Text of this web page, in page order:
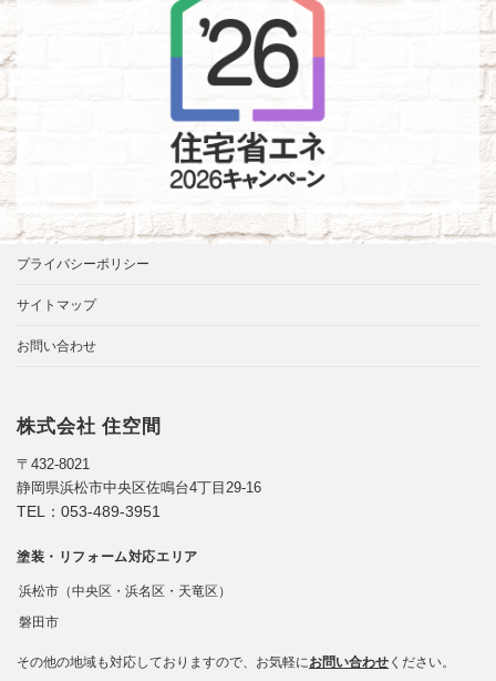
プライバシーポリシー
サイトマップ
お問い合わせ
株式会社 住空間
〒432-8021
静岡県浜松市中央区佐鳴台4丁目29-16
TEL： 053-489-3951
塗装・リフォーム対応エリア
浜松市（中央区・浜名区・天竜区）
磐田市
その他の地域も対応しておりますので、お気軽にお問い合わせ ください。